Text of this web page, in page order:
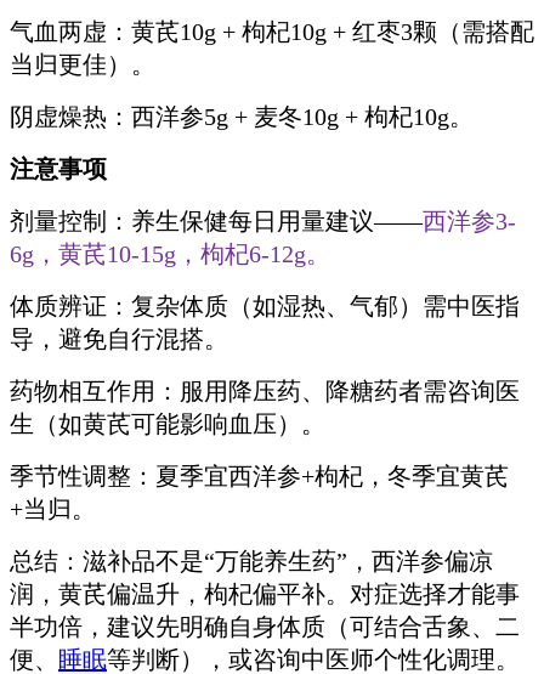
气血两虚：黄芪10g + 枸杞10g + 红枣3颗（需搭配
当归更佳）。
阴虚燥热：西洋参5g + 麦冬10g + 枸杞10g。
注意事项
剂量控制：养生保健每日用量建议——西洋参3-
6g，黄芪10-15g，枸杞6-12g。
体质辨证：复杂体质（如湿热、气郁）需中医指
导，避免自行混搭。
药物相互作用：服用降压药、降糖药者需咨询医
生（如黄芪可能影响血压）。
季节性调整：夏季宜西洋参+枸杞，冬季宜黄芪
+当归。
总结：滋补品不是“万能养生药”，西洋参偏凉
润，黄芪偏温升，枸杞偏平补。对症选择才能事
半功倍，建议先明确自身体质（可结合舌象、二
便、 睡眠等判断），或咨询中医师个性化调理。